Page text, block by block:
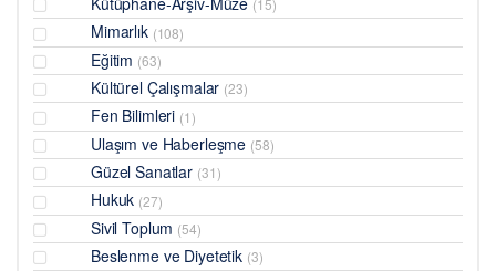
(15)
Mimarlık (108)
Eğitim (63)
Kültürel Çalışmalar (23)
Fen Bilimleri (1)
Ulaşım ve Haberleşme (58)
Güzel Sanatlar (31)
Hukuk (27)
Sivil Toplum (54)
Beslenme ve Diyetetik (3)